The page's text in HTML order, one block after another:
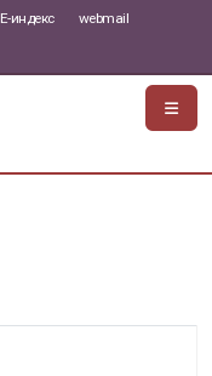
Е-индекс webmail